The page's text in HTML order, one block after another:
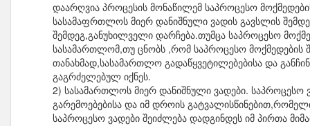
დაარღვია პროცესის მონაწილემ საპროცესო
სასამაფრთლოს მიერ დანიშნული ვადის გავსლის
შემდეგ,განუხილველი დარჩება.თუმცა საპროცესო
სასამართლომ,თუ ცნობს ,რომ საპროცესო
თანახმად,სასამართლო გადაწყვეტილებებისა და
გაგრძელებულ იქნეს.
2) სასამართლოს მიერ დანიშნული ვადები. საპროცესო
გარემოებებისა და იმ დროის
საპროცესო ვადები შეიძლება დადგინდეს იმ პირთა